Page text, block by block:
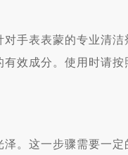
手表表蒙的专业清洁
效成分。使用时请按
。这一步骤需要一定